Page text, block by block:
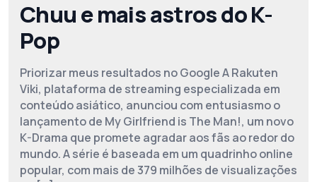
Chuu e mais astros do K-
Pop
Priorizar meus resultados no Google A Rakuten
Viki, plataforma de streaming especializada em
conteúdo asiático, anunciou com entusiasmo o
lançamento de My Girlfriend is The Man!, um novo
K-Drama que promete agradar aos fãs ao redor do
mundo. A série é baseada em um quadrinho online
popular, com mais de 379 milhões de visualizações